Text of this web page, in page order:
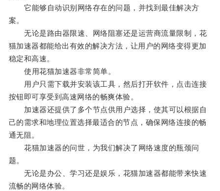
它能够自动识别网络存在的问题，并找到最佳解决方
案。
无论是路由器限速、网络阻塞还是运营商流量限制，花
猫加速器都能给出有效的解决方法，让用户的网络变得更加
稳定和高速。
使用花猫加速器非常简单。
用户只需下载并安装该工具，然后打开软件，点击连接
按钮即可享受到高速网络的畅爽体验。
加速器还提供了多个节点供用户选择，使其可以根据自
己的需求和地理位置选择最适合的节点，确保网络连接的畅
通无阻。
花猫加速器的问世，为我们解决了网络速度的瓶颈问
题。
无论是办公、学习还是娱乐，花猫加速器都能带来快速
流畅的网络体验。